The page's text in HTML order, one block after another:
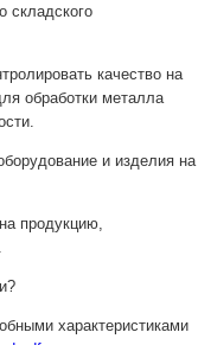
складского
качество на
обработки металла
и изделия на
продукцию,
характеристиками